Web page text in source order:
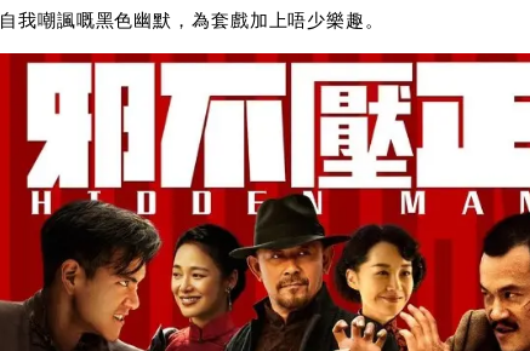
自我嘲諷嘅黑色幽默，為套戲加上唔少樂趣。